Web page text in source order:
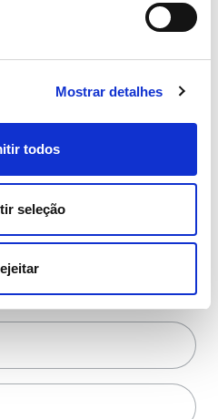
Mostrar detalhes
todos
seleção
detalhes da
que